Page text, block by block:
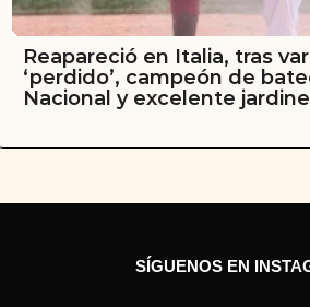
Reapareció en Italia, tras
‘perdido’, campeón de
Nacional y excelente
SÍGUENOS EN